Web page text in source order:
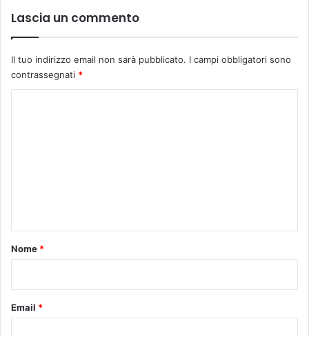
I
C
O
Lascia un commento
Il tuo indirizzo email non sarà pubblicato. I campi obbligatori sono
contrassegnati *
o
Nome *
Email *